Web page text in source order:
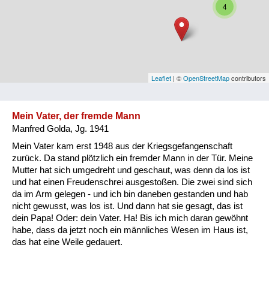
Vorarlberg
Kategorie
Besatzungsmächte
Frauen, Mütter, Kinder
Versorgung
Heimkehrer
4
Leaflet | ©OpenStreetMapcontributors
Mein Vater, der fremde Mann
Manfred Golda, Jg. 1941
Mein Vater kam erst 1948 aus der Kriegsgefangenschaft
zurück. Da stand plötzlich ein fremder Mann in der Tür. Meine
Mutter hat sich umgedreht und geschaut, was denn da los ist
und hat einen Freudenschrei ausgestoßen. Die zwei sind sich
da im Arm gelegen - und ich bin daneben gestanden und hab
nicht gewusst, was los ist. Und dann hat sie gesagt, das ist
dein Papa! Oder: dein Vater. Ha! Bis ich mich daran gewöhnt
habe, dass da jetzt noch ein männliches Wesen im Haus ist,
das hat eine Weile gedauert.